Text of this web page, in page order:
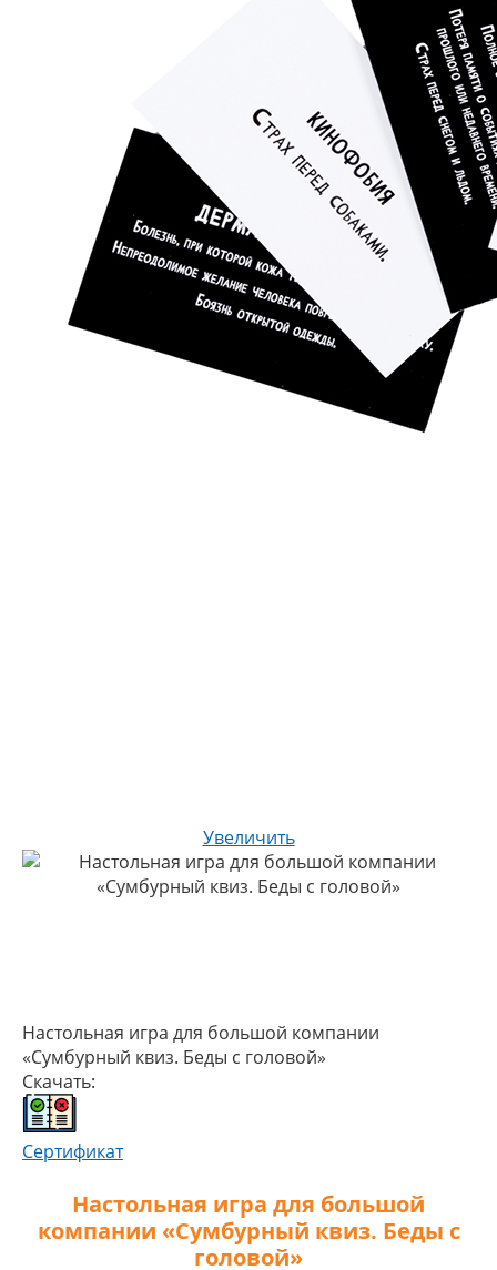
Увеличить
Настольная игра для большой компании
«Сумбурный квиз. Беды с головой»
Скачать:
Сертификат
Настольная игра для большой
компании «Сумбурный квиз. Беды с
головой»